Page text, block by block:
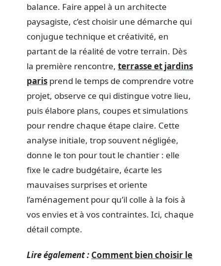
balance. Faire appel à un architecte
paysagiste, c’est choisir une démarche qui
conjugue technique et créativité, en
partant de la réalité de votre terrain. Dès
la première rencontre, terrasse et jardins
paris prend le temps de comprendre votre
projet, observe ce qui distingue votre lieu,
puis élabore plans, coupes et simulations
pour rendre chaque étape claire. Cette
analyse initiale, trop souvent négligée,
donne le ton pour tout le chantier : elle
fixe le cadre budgétaire, écarte les
mauvaises surprises et oriente
l’aménagement pour qu’il colle à la fois à
vos envies et à vos contraintes. Ici, chaque
détail compte.
Lire également : Comment bien choisir le